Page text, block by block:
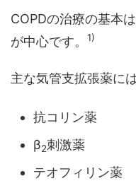
COPDの治療の基本
が中心です。
1)
主な気管支拡張薬に
抗コリン薬
β2刺激薬
テオフィリン薬